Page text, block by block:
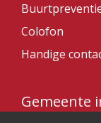
Colofon
Handige
Gemeente